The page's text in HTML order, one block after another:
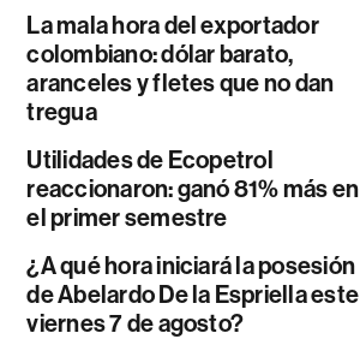
La mala hora del exportador
colombiano: dólar barato,
aranceles y fletes que no dan
tregua
Utilidades de Ecopetrol
reaccionaron: ganó 81% más en
el primer semestre
¿A qué hora iniciará la posesión
de Abelardo De la Espriella este
viernes 7 de agosto?